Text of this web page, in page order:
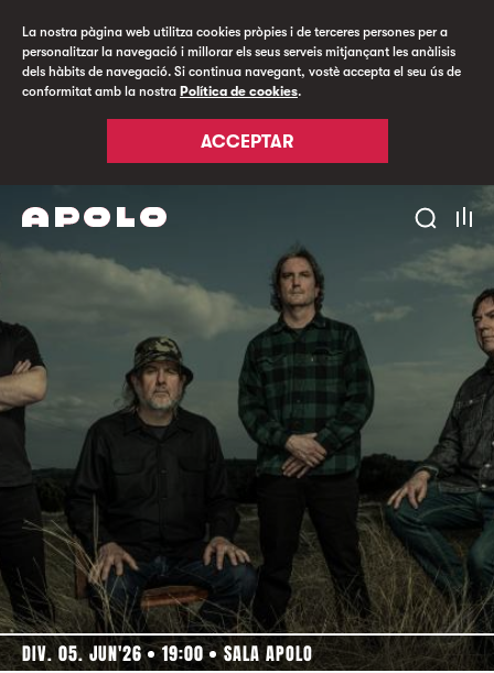
La nostra pàgina web utilitza cookies pròpies i de terceres persones per a
personalitzar la navegació i millorar els seus serveis mitjançant les anàlisis
dels hàbits de navegació. Si continua navegant, vostè accepta el seu ús de
conformitat amb la nostra Política de cookies.
ACCEPTAR
DIV. 05. JUN'26 19:00 SALA APOLO